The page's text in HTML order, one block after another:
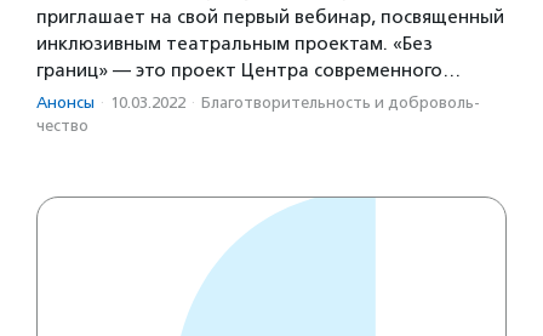
приглашает на свой первый вебинар, посвященный
инклюзивным театральным проектам. «Без
границ» — это проект Центра современного…
Анонсы · 10.03.2022 · Благотвори­тель­ность и доброволь­
чест­во